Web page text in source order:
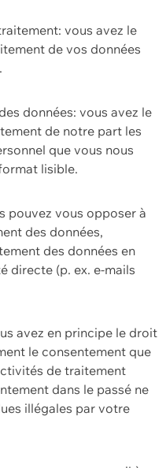
vous avez le
de vos données
données: vous avez le
de notre part les
que vous nous
lisible.
pouvez vous opposer à
des données,
des données en
directe (p. ex. e-mails
avez en principe le droit
le consentement que
de traitement
dans le passé ne
illégales par votre